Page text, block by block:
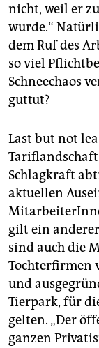
nicht, weil er
wurde.“
dem Ruf des
so viel
Schneechaos
guttut?
Last but not
Schlagkraft
aktuellen
gilt ein
sind auch die
Tochterfirmen
und
Tierpark, für
gelten. „Der
ganzen